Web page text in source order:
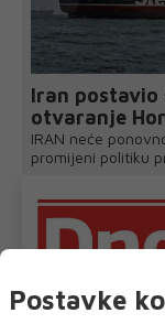
Iran postavio
otvaranje
IRAN neće
promijeni politiku
Postavke